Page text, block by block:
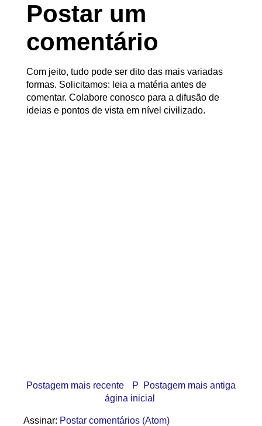
Postar um
comentário
Com jeito, tudo pode ser dito das mais variadas
formas. Solicitamos: leia a matéria antes de
comentar. Colabore conosco para a difusão de
ideias e pontos de vista em nível civilizado.
Postagem mais recente Postagem mais antiga
P
ágina inicial
Assinar: Postar comentários (Atom)